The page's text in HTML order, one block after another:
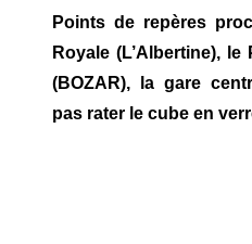
Points de repères
Royale (L’Albertine),
(BOZAR), la gare
pas rater le cube en